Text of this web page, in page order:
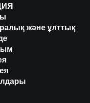
және ұлттық